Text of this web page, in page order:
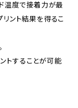
温度で接着力が最
ント結果を得るこ
トすることが可能